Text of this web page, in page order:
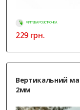
МИТТЄВА РОЗСТРОЧКА
229грн.
Вертикальний
2мм